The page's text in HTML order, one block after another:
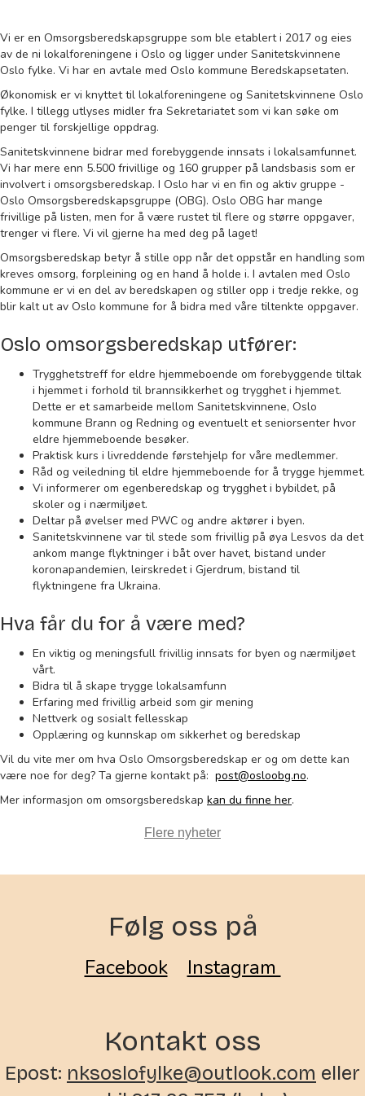
Vi er en Omsorgsberedskapsgruppe som ble etablert i 2017 og eies
av de ni lokalforeningene i Oslo og ligger under Sanitetskvinnene
Oslo fylke. Vi har en avtale med Oslo kommune Beredskapsetaten.
Økonomisk er vi knyttet til lokalforeningene og Sanitetskvinnene Oslo
fylke. I tillegg utlyses midler fra Sekretariatet som vi kan søke om
penger til forskjellige oppdrag.
Sanitetskvinnene bidrar med forebyggende innsats i lokalsamfunnet.
Vi har mere enn 5.500 frivillige og 160 grupper på landsbasis som er
involvert i omsorgsberedskap. I Oslo har vi en fin og aktiv gruppe -
Oslo Omsorgsberedskapsgruppe (OBG). Oslo OBG har mange
frivillige på listen, men for å være rustet til flere og større oppgaver,
trenger vi flere. Vi vil gjerne ha med deg på laget!
Omsorgsberedskap betyr å stille opp når det oppstår en handling som
kreves omsorg, forpleining og en hand å holde i. I avtalen med Oslo
kommune er vi en del av beredskapen og stiller opp i tredje rekke, og
blir kalt ut av Oslo kommune for å bidra med våre tiltenkte oppgaver.
Oslo omsorgsberedskap utfører:
Trygghetstreff for eldre hjemmeboende om forebyggende tiltak
i hjemmet i forhold til brannsikkerhet og trygghet i hjemmet.
Dette er et samarbeide mellom Sanitetskvinnene, Oslo
kommune Brann og Redning og eventuelt et seniorsenter hvor
eldre hjemmeboende besøker.
Praktisk kurs i livreddende førstehjelp for våre medlemmer.
Råd og veiledning til eldre hjemmeboende for å trygge hjemmet.
Vi informerer om egenberedskap og trygghet i bybildet, på
skoler og i nærmiljøet.
Deltar på øvelser med PWC og andre aktører i byen.
Sanitetskvinnene var til stede som frivillig på øya Lesvos da det
ankom mange flyktninger i båt over havet, bistand under
koronapandemi­en, leirskredet i Gjerdrum, bistand til
flyktningene fra Ukraina.
Hva får du for å være med?
En viktig og meningsfull frivillig innsats for byen og nærmiljøet
vårt.
Bidra til å skape trygge lokalsamfunn
Erfaring med frivillig arbeid som gir mening
Nettverk og sosialt fellesskap
Opplæring og kunnskap om sikkerhet og beredskap
Vil du vite mer om hva Oslo Omsorgsberedskap er og om dette kan
være noe for deg? Ta gjerne kontakt på: post@osloobg.no.
Mer informasjon om omsorgsberedskap kan du finne her.
Flere nyheter
Følg oss på
Facebook Instagram
Kontakt oss
Epost: nksoslofylke@outlook.com eller